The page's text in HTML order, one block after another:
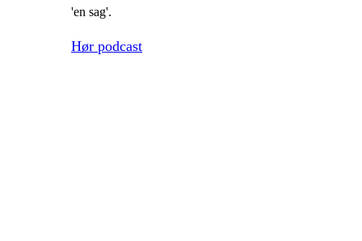
'en sag'.
Hør podcast